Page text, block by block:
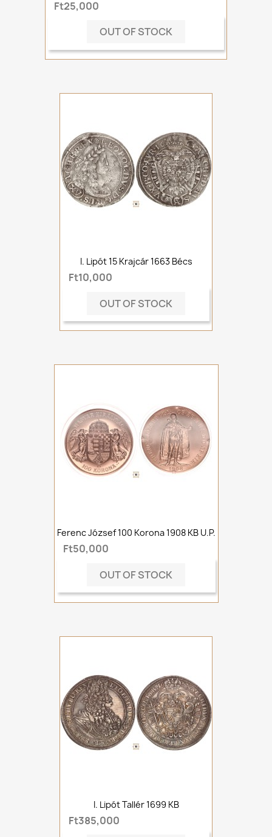
Ft25,000
OUT OF STOCK
I. Lipót 15 Krajcár 1663 Bécs
Ft10,000
OUT OF STOCK
Ferenc József 100 Korona 1908 KB U.P.
Ft50,000
OUT OF STOCK
I. Lipót Tallér 1699 KB
Ft385,000